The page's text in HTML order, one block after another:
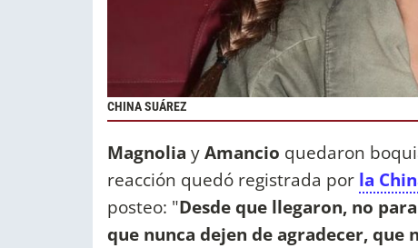
CHINA SUÁREZ
Magnolia yAmancio quedaron
reacción quedó registrada por la
posteo: "Desde que llegaron, no
que nunca dejen de agradecer, que